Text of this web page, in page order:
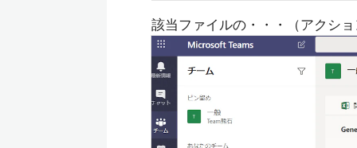
該当ファイルの・・・（アクシ